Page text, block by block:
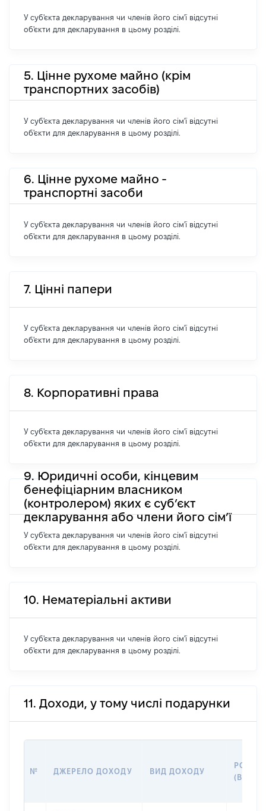
У суб'єкта декларування чи членів його сім'ї відсутні
об'єкти для декларування в цьому розділі.
5. Цінне рухоме майно (крім
транспортних засобів)
У суб'єкта декларування чи членів його сім'ї відсутні
об'єкти для декларування в цьому розділі.
6. Цінне рухоме майно -
транспортні засоби
У суб'єкта декларування чи членів його сім'ї відсутні
об'єкти для декларування в цьому розділі.
7. Цінні папери
У суб'єкта декларування чи членів його сім'ї відсутні
об'єкти для декларування в цьому розділі.
8. Корпоративні права
У суб'єкта декларування чи членів його сім'ї відсутні
об'єкти для декларування в цьому розділі.
9. Юридичні особи, кінцевим
бенефіціарним власником
(контролером) яких є суб’єкт
декларування або члени його сім’ї
У суб'єкта декларування чи членів його сім'ї відсутні
об'єкти для декларування в цьому розділі.
10. Нематеріальні активи
У суб'єкта декларування чи членів його сім'ї відсутні
об'єкти для декларування в цьому розділі.
11. Доходи, у тому числі подарунки
№ ДЖЕРЕЛО ДОХОДУ ВИД ДОХОДУ